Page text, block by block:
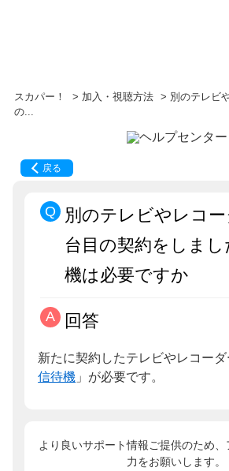
スカパー！ > 加入・視聴方法 > 別のテレビ
の...
戻る
別のテレビやレコ
台目の契約をしま
機は必要ですか
回答
新たに契約したテレビやレコーダ
信待機 」が必要です。
より良いサポート情報ご提供のため
力をお願いします。